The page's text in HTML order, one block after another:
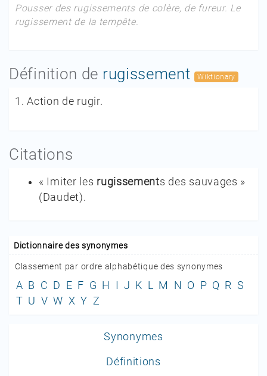
Pousser des rugissements de colère, de fureur. Le
rugissement de la tempête.
Définition de rugissement Wiktionary
1.Action de rugir.
Citations
« Imiter les rugissements des sauvages »
(Daudet).
Dictionnaire des synonymes
Classement par ordre alphabétique des synonymes
A B C D E F G H I J K L M N O P Q R S
T U V W X Y Z
Synonymes
Définitions